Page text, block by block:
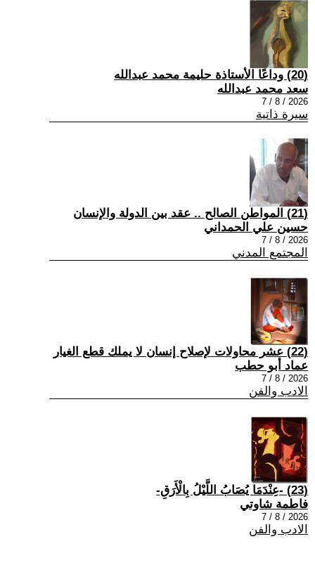
(20) وداعًا الأستاذة حليمة محمد عبدالله
سعد محمد عبدالله
2026 / 8 / 7
سيرة ذاتية
(21) المواطن الصالح .. عقد بين الدولة والإنسان
حسين علي الحمداني
2026 / 8 / 7
المجتمع المدني
(22) عشر محاولات لإصلاح إنسان لا يملك قطع الغيار
عماد أبو حطب
2026 / 8 / 7
الادب والفن
(23) -عِنْدَمَا يُصَابُ اللَّيْلُ بِالْأَرَقِ-
فاطمة شاوتي
2026 / 8 / 7
الادب والفن